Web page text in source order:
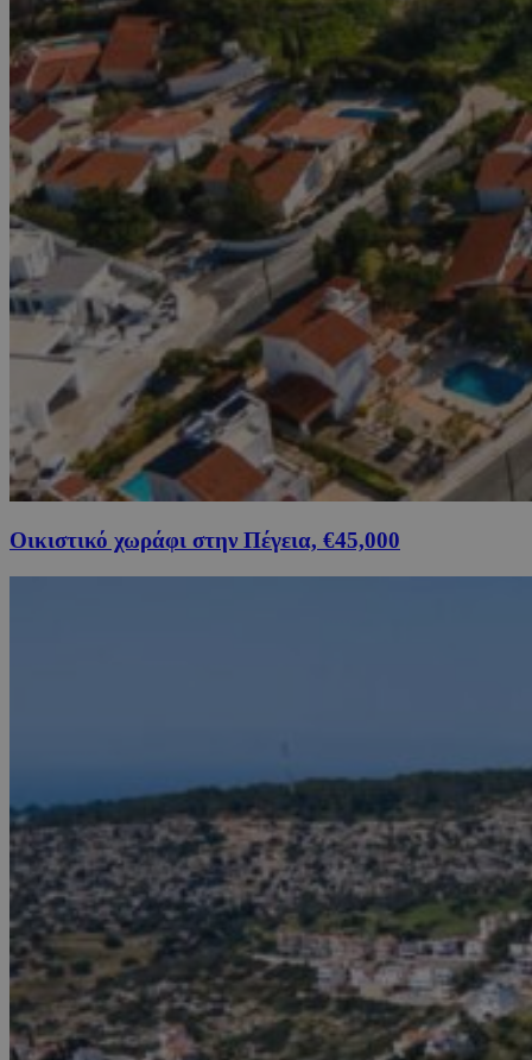
Οικιστικό χωράφι στην Πέγεια, €45,000